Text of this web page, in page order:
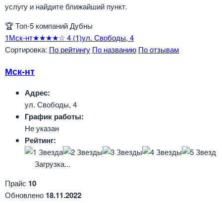
услугу и найдите ближайший пункт.
🏆 Топ-5 компаний Дубны
1Мск-нт★★★★☆ 4 (1)ул. Свободы, 4
Сортировка: По рейтингу По названию По отзывам
Мск-нт
Адрес:
ул. Свободы, 4
График работы:
Не указан
Рейтинг:
Загрузка...
Прайс 10
Обновлено 18.11.2022